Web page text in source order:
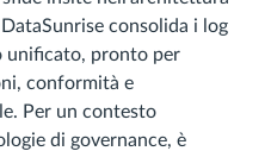
consolida i log
unificato, pronto per
conformità e
Per un contesto
di governance, è